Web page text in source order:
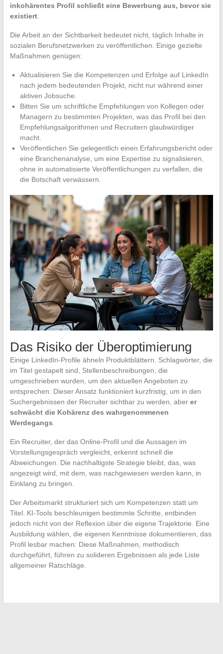
inkohärentes Profil schließt eine Bewerbung aus, bevor sie
existiert.
Die Arbeit an der Sichtbarkeit bedeutet nicht, täglich Inhalte in
sozialen Berufsnetzwerken zu veröffentlichen. Einige gezielte
Maßnahmen genügen:
Aktualisieren Sie die Kompetenzen und Erfolge auf LinkedIn
nach jedem bedeutenden Projekt, nicht nur während einer
aktiven Jobsuche.
Bitten Sie um schriftliche Empfehlungen von Kollegen oder
Managern zu bestimmten Projekten, was das Profil bei den
Empfehlungsalgorithmen und Recruitern glaubwürdiger
macht.
Veröffentlichen Sie gelegentlich einen Erfahrungsbericht oder
eine Branchenanalyse, um eine Expertise zu signalisieren,
ohne in automatisierte Veröffentlichungen zu verfallen, die
die Botschaft verwässern.
Das Risiko der Überoptimierung
Einige LinkedIn-Profile ähneln Produktblättern. Schlagwörter, die
im Titel gestapelt sind, Stellenbeschreibungen, die
umgeschrieben wurden, um den aktuellen Angeboten zu
entsprechen: Dieser Ansatz funktioniert kurzfristig, um in den
Suchergebnissen der Recruiter sichtbar zu werden, aber er
schwächt die Kohärenz des wahrgenommenen
Werdegangs.
Ein Recruiter, der das Online-Profil und die Aussagen im
Vorstellungsgespräch vergleicht, erkennt schnell die
Abweichungen. Die nachhaltigste Strategie bleibt, das, was
angezeigt wird, mit dem, was nachgewiesen werden kann, in
Einklang zu bringen.
Der Arbeitsmarkt strukturiert sich um Kompetenzen statt um
Titel. KI-Tools beschleunigen bestimmte Schritte, entbinden
jedoch nicht von der Reflexion über die eigene Trajektorie. Eine
Ausbildung wählen, die eigenen Kenntnisse dokumentieren, das
Profil lesbar machen: Diese Maßnahmen, methodisch
durchgeführt, führen zu solideren Ergebnissen als jede Liste
allgemeiner Ratschläge.